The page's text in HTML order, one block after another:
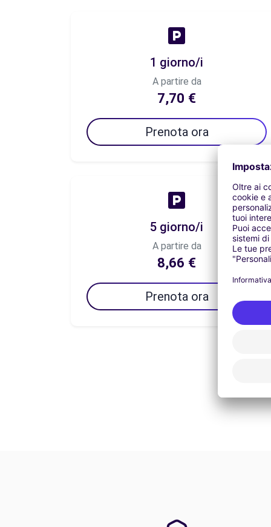
1 giorno/i
A partire da
7,70 €
Prenota ora
5 giorno/i
A partire da
8,66 €
Prenota ora